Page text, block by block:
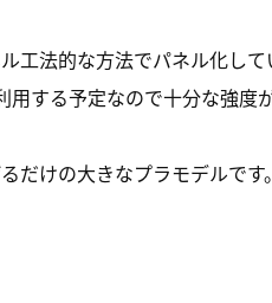
法的な方法でパネル化して
する予定なので十分な強度
だけの大きなプラモデルで